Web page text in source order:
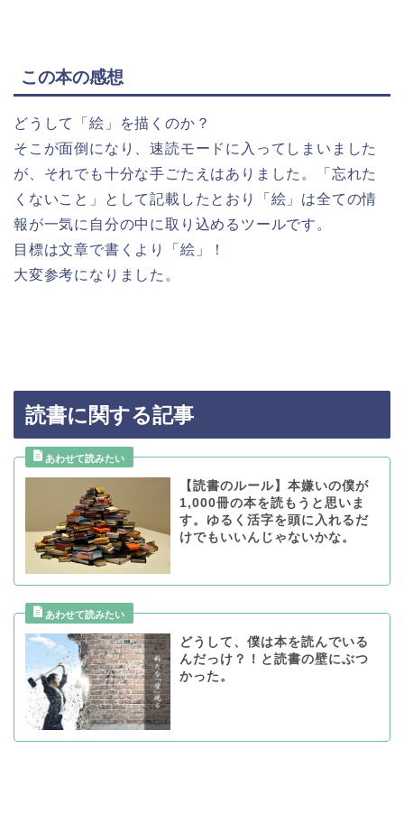
この本の感想
どうして「絵」を描くのか？
そこが面倒になり、速読モードに入ってしまいました
が、それでも十分な手ごたえはありました。「忘れた
くないこと」として記載したとおり「絵」は全ての情
報が一気に自分の中に取り込めるツールです。
目標は文章で書くより「絵」！
大変参考になりました。
読書に関する記事
【読書のルール】本嫌いの僕が
1,000冊の本を読もうと思いま
す。ゆるく活字を頭に入れるだ
けでもいいんじゃないかな。
どうして、僕は本を読んでいる
んだっけ？！と読書の壁にぶつ
かった。